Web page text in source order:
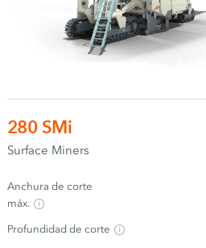
280 SMi
Surface Miners
Anchura de corte
máx.
Profundidad de corte